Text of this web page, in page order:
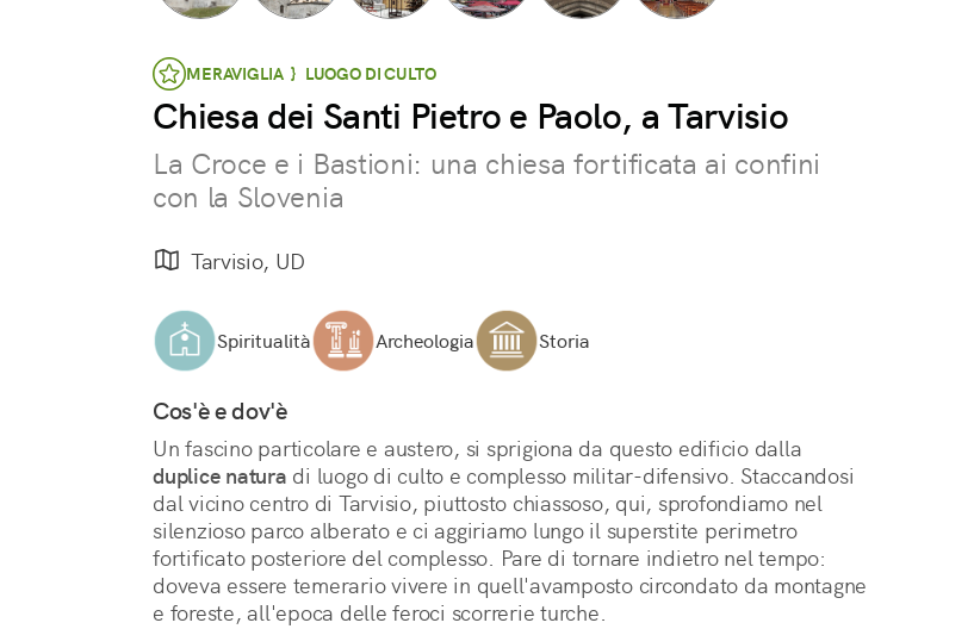
MERAVIGLIA } LUOGO DI CULTO
Chiesa dei Santi Pietro e Paolo, a Tarvisio
La Croce e i Bastioni: una chiesa fortificata ai confini
con la Slovenia
Tarvisio, UD
Spiritualità Archeologia Storia
Cos'è e dov'è
duplice natura di luogo di culto e complesso militar-difensivo. Staccandosi
dal vicino centro di Tarvisio, piuttosto chiassoso, qui, sprofondiamo nel
silenzioso parco alberato e ci aggiriamo lungo il superstite perimetro
fortificato posteriore del complesso. Pare di tornare indietro nel tempo:
doveva essere temerario vivere in quell'avamposto circondato da montagne
e foreste, all'epoca delle feroci scorrerie turche.